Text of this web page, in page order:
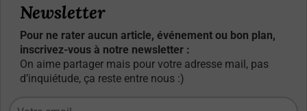
Newsletter
Pour ne rater aucun article, événement ou bon plan,
inscrivez-vous à notre newsletter :
On aime partager mais pour votre adresse mail, pas
d’inquiétude, ça reste entre nous :)